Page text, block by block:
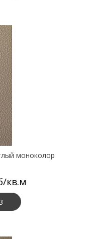
моноколор
кв.м